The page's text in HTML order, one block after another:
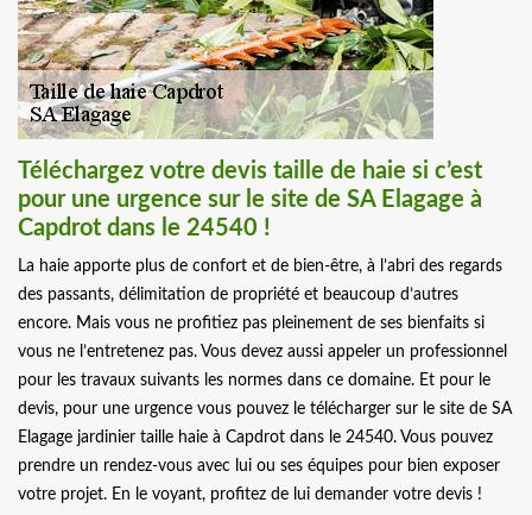
Téléchargez votre devis taille de haie si c’est
pour une urgence sur le site de SA Elagage à
Capdrot dans le 24540 !
La haie apporte plus de confort et de bien-être, à l’abri des regards
des passants, délimitation de propriété et beaucoup d’autres
encore. Mais vous ne profitiez pas pleinement de ses bienfaits si
vous ne l’entretenez pas. Vous devez aussi appeler un professionnel
pour les travaux suivants les normes dans ce domaine. Et pour le
devis, pour une urgence vous pouvez le télécharger sur le site de SA
Elagage jardinier taille haie à Capdrot dans le 24540. Vous pouvez
prendre un rendez-vous avec lui ou ses équipes pour bien exposer
votre projet. En le voyant, profitez de lui demander votre devis !